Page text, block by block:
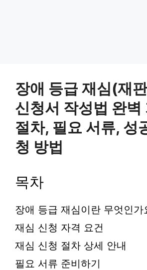
장애 등급 재심(재
신청서 작성법 완벽
절차, 필요 서류, 성
청 방법
목차
장애 등급 재심이란 무엇인가
재심 신청 자격 요건
재심 신청 절차 상세 안내
필요 서류 준비하기